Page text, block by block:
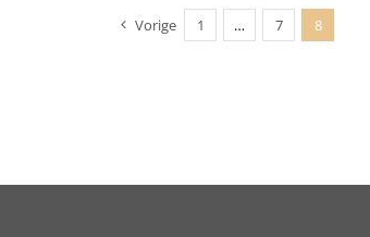
Vorige 1 … 7 8